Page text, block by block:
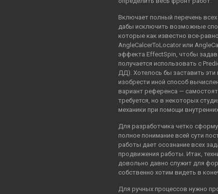
Включает полный перечень
дабы исключить возможные
которые как известно все-
AngleCalcerToLocator или
эффекта EffectSpin, чтобы
получается использовать с
ДД). Хотелось бы заставить
изобрести иной способ
вариант референса —
требуется, но в некоторых
механики при помощи
Для разработчика четко
полное понимание всей сути
работы дает осознание всех
продвижения работы. Итак,
довольно давно служит для
собственно хотим видеть в
Для ручных процессов нужно